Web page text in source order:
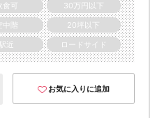
食可
30万円以下
中階
20坪以下
近 ロードサイド
お気に入りに追加